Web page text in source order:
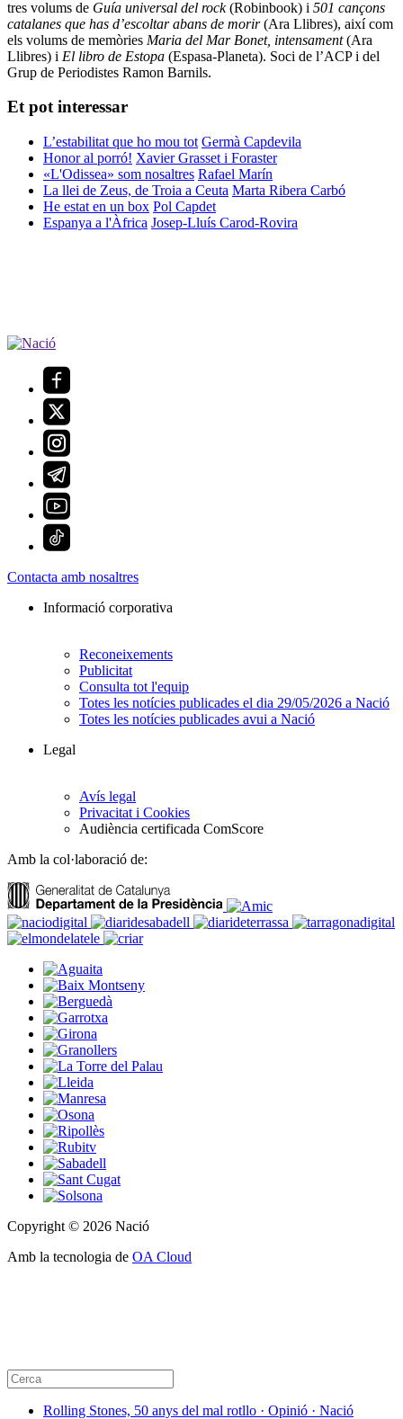
tres volums de Guía universal del rock(Robinbook) i 501 cançons
catalanes que has d’escoltar abans de morir(Ara Llibres), així com
els volums de memòries Maria del Mar Bonet, intensament(Ara
Llibres) i El libro de Estopa (Espasa-Planeta). Soci de l’ACP i del
Grup de Periodistes Ramon Barnils.
Et pot interessar
L’estabilitat que ho mou tot Germà Capdevila
Honor al porró! Xavier Grasset i Foraster
«L'Odissea» som nosaltres Rafael Marín
La llei de Zeus, de Troia a Ceuta Marta Ribera Carbó
He estat en un box Pol Capdet
Espanya a l'Àfrica Josep-Lluís Carod-Rovira
Contacta amb nosaltres
Informació corporativa
Reconeixements
Publicitat
Consulta tot l'equip
Totes les notícies publicades el dia 29/05/2026 a Nació
Totes les notícies publicades avui a Nació
Legal
Avís legal
Privacitat i Cookies
Audiència certificada ComScore
Amb la col·laboració de:
Copyright © 2026 Nació
Amb la tecnologia de OA Cloud
Rolling Stones, 50 anys del mal rotllo · Opinió · Nació